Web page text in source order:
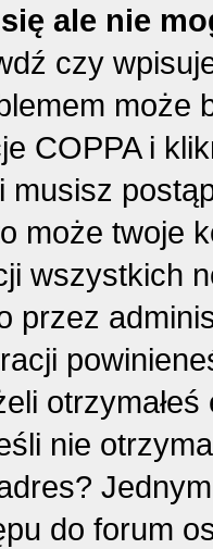
ale nie
czy
może
COPPA i
musisz
może twoje
wszystkich
przez
nie
adres?
do forum